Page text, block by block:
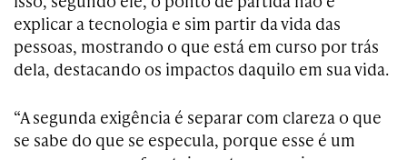
explicar a tecnologia e sim partir da vida das
pessoas, mostrando o que está em curso por trás
dela, destacando os impactos daquilo em sua vida.
“A segunda exigência é separar com clareza o que
se sabe do que se especula, porque esse é um